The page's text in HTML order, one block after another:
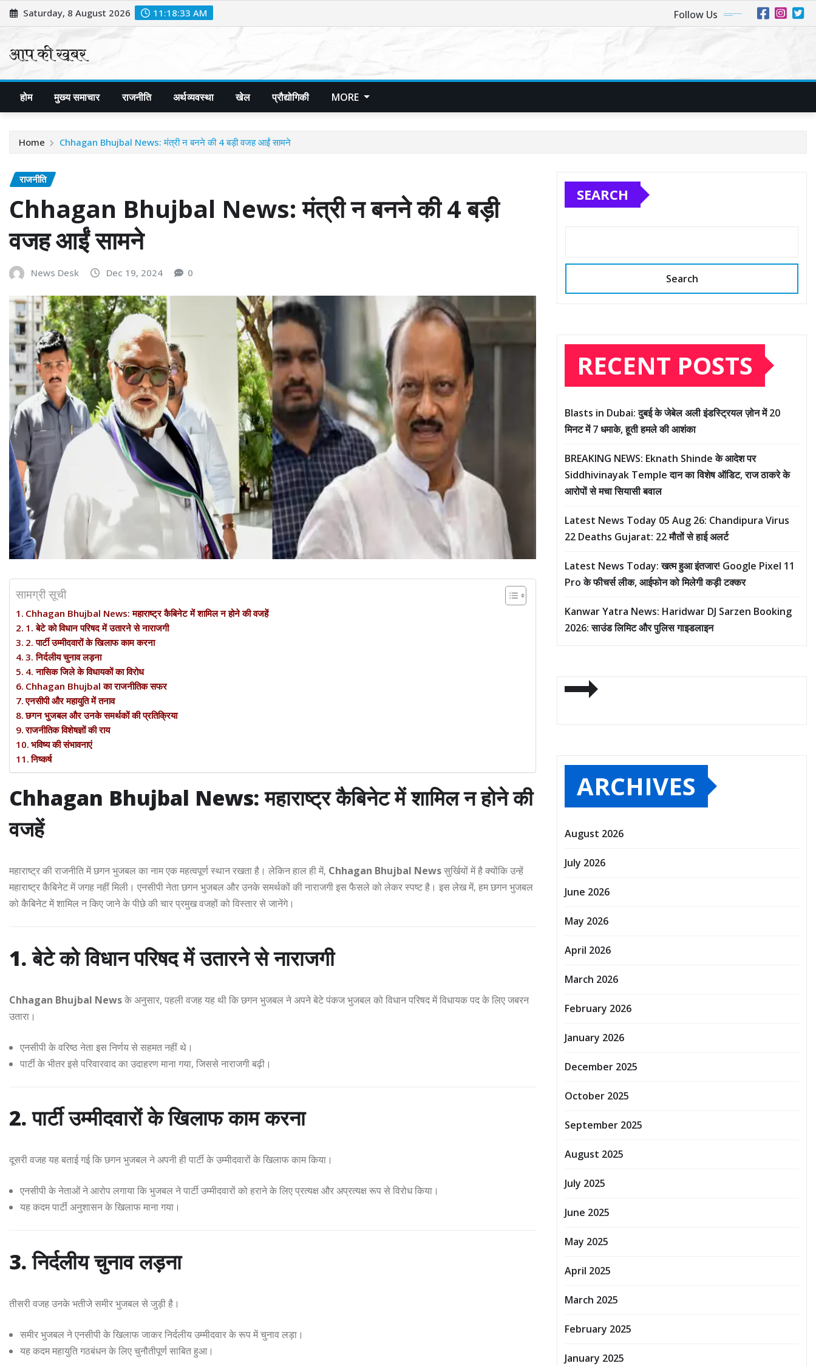
Skip
to
Saturday, 8 August 2026 11:18:35 AM Follow Us
होम मुख्य समाचार राजनीति अर्थव्यवस्था खेल प्रौद्योगिकी MORE
Home Chhagan Bhujbal News: मंत्री न बनने की 4 बड़ी वजह आईं सामने
राजनीति
Chhagan Bhujbal News: मंत्री न बनने की 4 बड़ी
वजह आईं सामने
News Desk Dec 19, 2024 0
सामग्री सूची
Chhagan Bhujbal News: महाराष्ट्र कैबिनेट में शामिल न होने की वजहें
1. बेटे को विधान परिषद में उतारने से नाराजगी
2. पार्टी उम्मीदवारों के खिलाफ काम करना
3. निर्दलीय चुनाव लड़ना
4. नासिक जिले के विधायकों का विरोध
Chhagan Bhujbal का राजनीतिक सफर
एनसीपी और महायुति में तनाव
छगन भुजबल और उनके समर्थकों की प्रतिक्रिया
राजनीतिक विशेषज्ञों की राय
भविष्य की संभावनाएं
निष्कर्ष
Chhagan Bhujbal News: महाराष्ट्र कैबिनेट में शामिल न होने की
वजहें
महाराष्ट्र की राजनीति में छगन भुजबल का नाम एक महत्वपूर्ण स्थान रखता है। लेकिन हाल ही में, Chhagan Bhujbal Newsसुर्खियों में है क्योंकि उन्हें
महाराष्ट्र कैबिनेट में जगह नहीं मिली। एनसीपी नेता छगन भुजबल और उनके समर्थकों की नाराजगी इस फैसले को लेकर स्पष्ट है। इस लेख में, हम छगन भुजबल
को कैबिनेट में शामिल न किए जाने के पीछे की चार प्रमुख वजहों को विस्तार से जानेंगे।
1. बेटे को विधान परिषद में उतारने से नाराजगी
Chhagan Bhujbal Newsके अनुसार, पहली वजह यह थी कि छगन भुजबल ने अपने बेटे पंकज भुजबल को विधान परिषद में विधायक पद के लिए जबरन
उतारा।
एनसीपी के वरिष्ठ नेता इस निर्णय से सहमत नहीं थे।
पार्टी के भीतर इसे परिवारवाद का उदाहरण माना गया, जिससे नाराजगी बढ़ी।
2. पार्टी उम्मीदवारों के खिलाफ काम करना
दूसरी वजह यह बताई गई कि छगन भुजबल ने अपनी ही पार्टी के उम्मीदवारों के खिलाफ काम किया।
एनसीपी के नेताओं ने आरोप लगाया कि भुजबल ने पार्टी उम्मीदवारों को हराने के लिए प्रत्यक्ष और अप्रत्यक्ष रूप से विरोध किया।
यह कदम पार्टी अनुशासन के खिलाफ माना गया।
3. निर्दलीय चुनाव लड़ना
तीसरी वजह उनके भतीजे समीर भुजबल से जुड़ी है।
समीर भुजबल ने एनसीपी के खिलाफ जाकर निर्दलीय उम्मीदवार के रूप में चुनाव लड़ा।
यह कदम महायुति गठबंधन के लिए चुनौतीपूर्ण साबित हुआ।
SEARCH
Search
RECENT POSTS
Blasts in Dubai: दुबई के जेबेल अली इंडस्ट्रियल ज़ोन में 20
मिनट में 7 धमाके, हूती हमले की आशंका
BREAKING NEWS: Eknath Shinde के आदेश पर
Siddhivinayak Temple दान का विशेष ऑडिट, राज ठाकरे के
आरोपों से मचा सियासी बवाल
Latest News Today 05 Aug 26: Chandipura Virus
22 Deaths Gujarat: 22 मौतों से हाई अलर्ट
Latest News Today: खत्म हुआ इंतजार! Google Pixel 11
Pro के फीचर्स लीक, आईफोन को मिलेगी कड़ी टक्कर
Kanwar Yatra News: Haridwar DJ Sarzen Booking
2026: साउंड लिमिट और पुलिस गाइडलाइन
ARCHIVES
August 2026
July 2026
June 2026
May 2026
April 2026
March 2026
February 2026
January 2026
December 2025
October 2025
September 2025
August 2025
July 2025
June 2025
May 2025
April 2025
March 2025
February 2025
January 2025